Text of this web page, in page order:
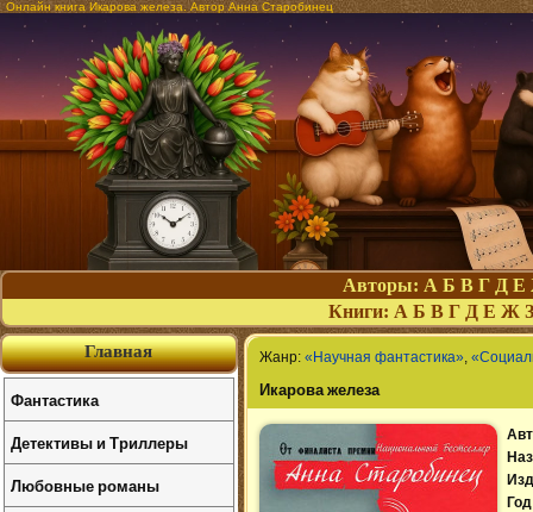
Онлайн книга Икарова железа. Автор Анна Старобинец
Авторы: А Б В Г Д Е
Книги: А Б В Г Д Е Ж З
Жанр: «Научная фантастика»,
Икарова железа
Главная
Фантастика
Детективы и Триллеры
Любовные романы